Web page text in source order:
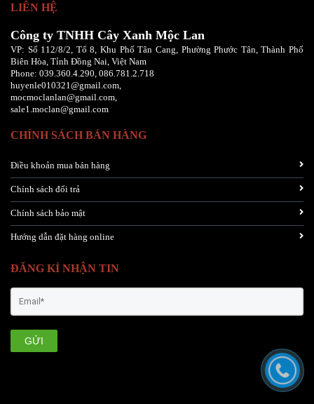
LIÊN HỆ
Công ty TNHH Cây Xanh Mộc Lan
VP: Số 112/8/2, Tổ 8, Khu Phố Tân Cang, Phường Phước Tân, Thành Phố
Biên Hòa, Tỉnh Đồng Nai, Việt Nam
Phone: 039.360.4.290, 086.781.2.718
huyenle010321@gmail.com,
mocmoclanlan@gmail.com,
sale1.moclan@gmail.com
CHÍNH SÁCH BÁN HÀNG
Điều khoản mua bán hàng
Chính sách đổi trả
Chính sách bảo mật
Hướng dẫn đặt hàng online
ĐĂNG KÍ NHẬN TIN
GỬI